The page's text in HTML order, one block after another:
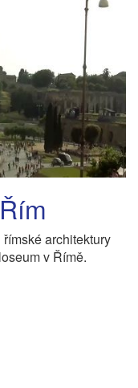
architektury
v Římě.